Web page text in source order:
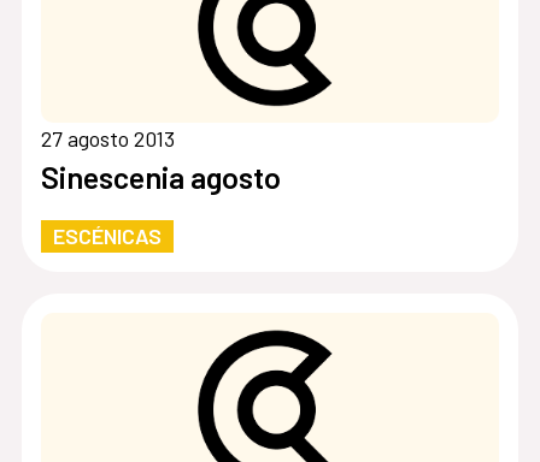
27 agosto 2013
Sinescenia agosto
ESCÉNICAS